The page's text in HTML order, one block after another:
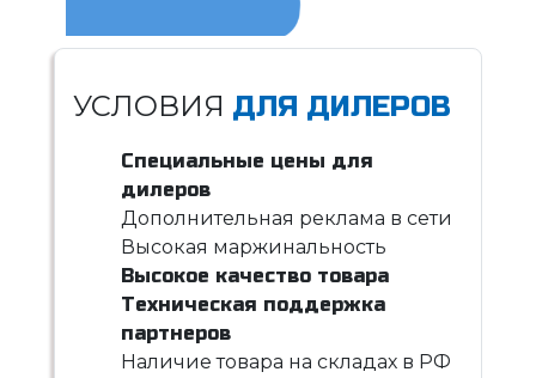
УСЛОВИЯ ДЛЯ ДИЛЕРОВ
Специальные цены для
дилеров
Дополнительная реклама в сети
Высокая маржинальность
Высокое качество товара
Техническая поддержка
партнеров
Наличие товара на складах в РФ